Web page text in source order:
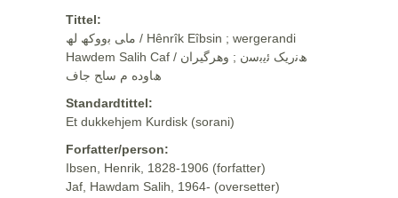
Tittel:
ﻣﺎﯽ ﺑووﮐﮫ ﻟﮫ / Hênrîk Eîbsin ; wergerandi
Hawdem Salih Caf / ھﻧرﯾﮏ ﺋﯾﺑﺳن ; وهرگيران
ھﺎوده م ﺳﺎﺢ ﺟﺎف
Standardtittel:
Et dukkehjem Kurdisk (sorani)
Forfatter/person:
Ibsen, Henrik, 1828-1906 (forfatter)
Jaf, Hawdam Salih, 1964- (oversetter)